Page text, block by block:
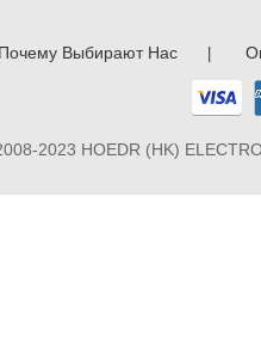
Почему Выбирают Нас
2023 HOEDR (HK)